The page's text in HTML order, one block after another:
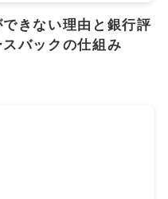
きない理由と銀行評
バックの仕組み